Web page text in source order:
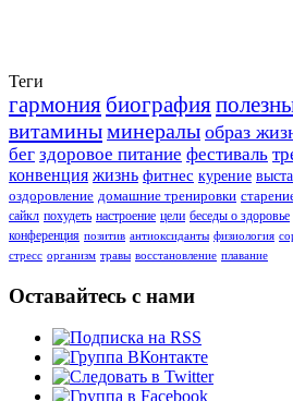
Теги
гармония биография
витаминыминералы образ
бег здоровое питание фестиваль
конвенция жизнь фитнес курение
оздоровление домашние тренировки
сайкл похудеть настроение цели беседы о здоровье
конференция позитив антиоксиданты физиология
стресс организм травы восстановление плавание
Оставайтесь с нами